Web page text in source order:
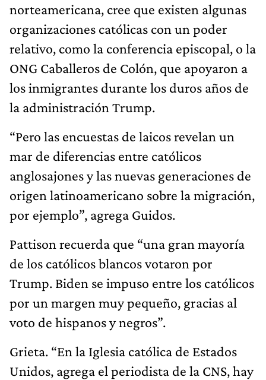
norteamericana, cree que existen algunas
organizaciones católicas con un poder
relativo, como la conferencia episcopal, o la
ONG Caballeros de Colón, que apoyaron a
los inmigrantes durante los duros años de
la administración Trump.
“Pero las encuestas de laicos revelan un
mar de diferencias entre católicos
anglosajones y las nuevas generaciones de
origen latinoamericano sobre la migración,
por ejemplo”, agrega Guidos.
Pattison recuerda que “una gran mayoría
de los católicos blancos votaron por
Trump. Biden se impuso entre los católicos
por un margen muy pequeño, gracias al
voto de hispanos y negros”.
Grieta. “En la Iglesia católica de Estados
Unidos, agrega el periodista de la CNS, hay